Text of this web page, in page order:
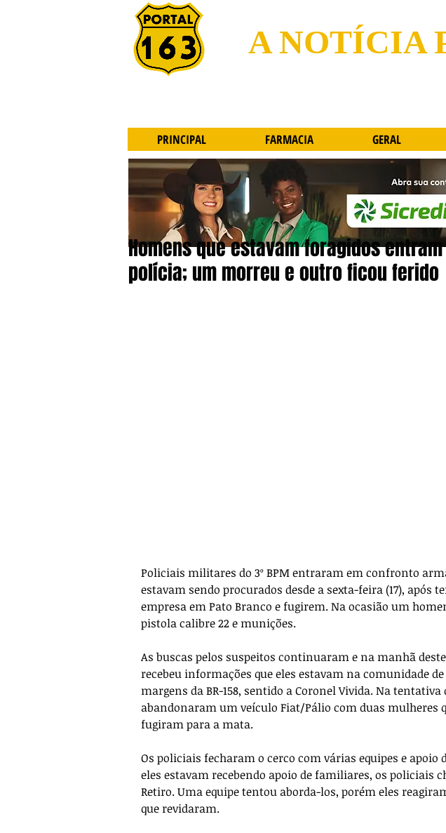
A NOTÍCIA
Homens que estavam foragidos
polícia; um morreu e outro ficou ferido
Policiais militares do 3º BPM entraram em confronto
estavam sendo procurados desde a sexta-feira (17), após
empresa em Pato Branco e fugirem. Na ocasião um
pistola calibre 22 e munições.
As buscas pelos suspeitos continuaram e na manhã
recebeu informações que eles estavam na comunidade de
margens da BR-158, sentido a Coronel Vivida. Na tentativa
abandonaram um veículo Fiat/Pálio com duas mulheres
fugiram para a mata.
Os policiais fecharam o cerco com várias equipes e apoio
eles estavam recebendo apoio de familiares, os policiais
Retiro. Uma equipe tentou aborda-los, porém eles
que revidaram.
PRINCIPAL FARMACIA GERAL